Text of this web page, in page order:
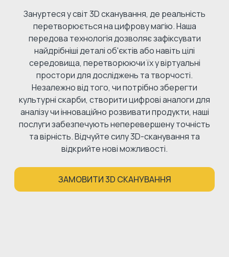
Зануртеся у світ 3D сканування, де реальність
перетворюється на цифрову магію. Наша
передова технологія дозволяє зафіксувати
найдрібніші деталі об'єктів або навіть цілі
середовища, перетворюючи їх у віртуальні
простори для досліджень та творчості.
Незалежно від того, чи потрібно зберегти
культурні скарби, створити цифрові аналоги для
аналізу чи інноваційно розвивати продукти, наші
послуги забезпечують неперевершену точність
та вірність. Відчуйте силу 3D-сканування та
відкрийте нові можливості.
ЗАМОВИТИ 3D СКАНУВАННЯ